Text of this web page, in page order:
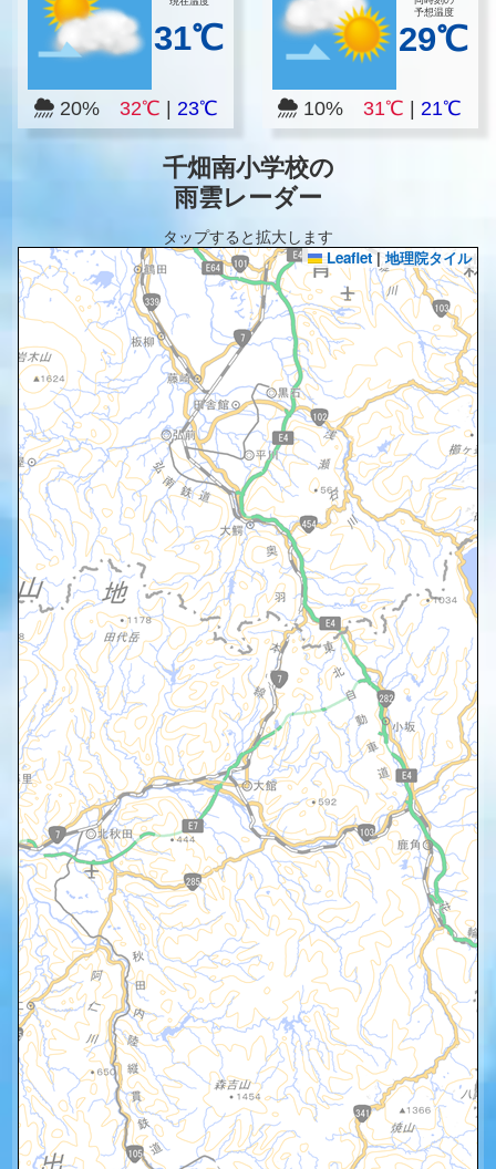
31℃
20% 32℃ 23℃
予想温度
29℃
10%31℃ |21℃
千畑南小学校の
雨雲レーダー
タップすると拡大します
Leaflet | 地理院タイル